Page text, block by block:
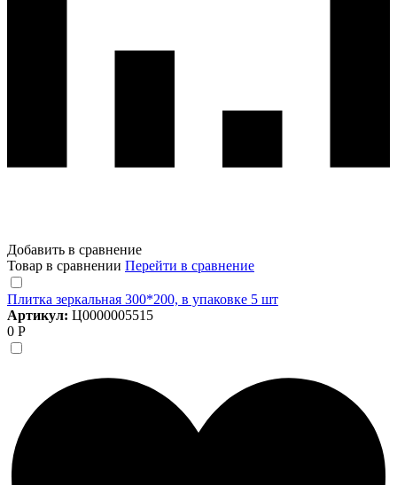
Добавить в сравнение
Товар в сравнении Перейти в сравнение
Плитка зеркальная 300*200, в упаковке 5 шт
Артикул: Ц0000005515
0 Р